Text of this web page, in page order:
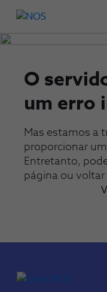
O
um erro
Mas estamos a
proporcionar
Entretanto,
página ou